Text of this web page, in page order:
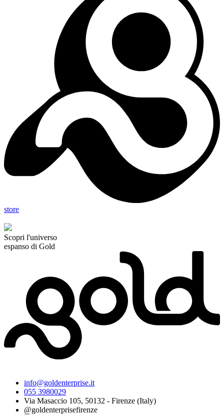
store
Scopri l'universo
espanso di Gold
info@goldenterprise.it
055 3980029
Via Masaccio 105, 50132 - Firenze (Italy)
@goldenterprisefirenze